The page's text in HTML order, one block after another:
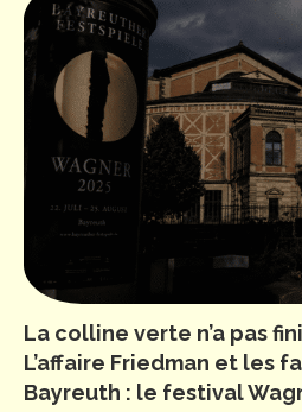
La colline verte n’a pas
L’affaire Friedman et les
Bayreuth : le festival